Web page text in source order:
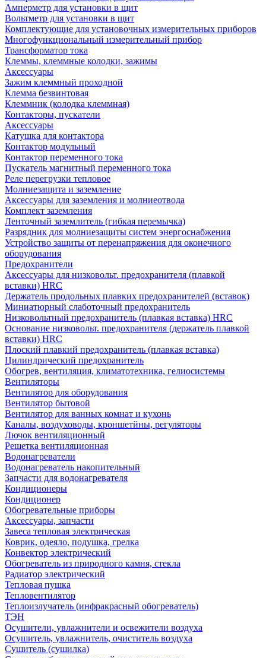
Амперметр для установки в щит
Вольтметр для установки в щит
Комплектующие для установочных измерительных приборов
Многофункциональный измерительный прибор
Трансформатор тока
Клеммы, клеммные колодки, зажимы
Аксессуары
Зажим клеммный проходной
Клемма безвинтовая
Клеммник (колодка клеммная)
Контакторы, пускатели
Аксессуары
Катушка для контактора
Контактор модульный
Контактор переменного тока
Пускатель магнитный переменного тока
Реле перегрузки тепловое
Молниезащита и заземление
Аксессуары для заземления и молниеотвода
Комплект заземления
Ленточный заземлитель (гибкая перемычка)
Разрядник для молниезащиты систем энергоснабжения
Устройство защиты от перенапряжения для оконечного
оборудования
Предохранители
Аксессуары для низковольт. предохранителя (плавкой
вставки) HRC
Держатель продольных плавких предохранителей (вставок)
Миниатюрный слаботочный предохранитель
Низковольтный предохранитель (плавкая вставка) HRC
Основание низковольт. предохранителя (держатель плавкой
вставки) HRC
Плоский плавкий предохранитель (плавкая вставка)
Цилиндрический предохранитель
Обогрев, вентиляция, климатотехника, гелиосистемы
Вентиляторы
Вентилятор для оборудования
Вентилятор бытовой
Вентилятор для ванных комнат и кухонь
Каналы, воздуховоды, кроншетйны, регуляторы
Лючок вентиляционный
Решетка вентиляционная
Водонагреватели
Водонагреватель накопительный
Запчасти для водонагревателя
Кондиционеры
Кондиционер
Обогревательные приборы
Аксессуары, запчасти
Завеса тепловая электрическая
Коврик, одеяло, подушка, грелка
Конвектор электрический
Обогреватель из природного камня, стекла
Радиатор электрический
Тепловая пушка
Тепловентилятор
Теплоизлучатель (инфракрасный обогреватель)
ТЭН
Осушители, увлажнители и освежители воздуха
Осушитель, увлажнитель, очиститель воздуха
Сушитель (сушилка)